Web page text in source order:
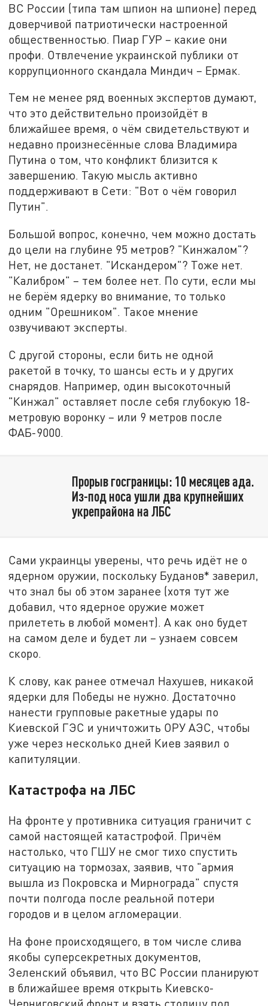
ВС России (типа там шпион на шпионе) перед
доверчивой патриотически настроенной
общественностью. Пиар ГУР – какие они
профи. Отвлечение украинской публики от
коррупционного скандала Миндич – Ермак.
Тем не менее ряд военных экспертов думают,
что это действительно произойдёт в
ближайшее время, о чём свидетельствуют и
недавно произнесённые слова Владимира
Путина о том, что конфликт близится к
завершению. Такую мысль активно
поддерживают в Сети: "Вот о чём говорил
Путин".
Большой вопрос, конечно, чем можно достать
до цели на глубине 95 метров? "Кинжалом"?
Нет, не достанет. "Искандером"? Тоже нет.
"Калибром" – тем более нет. По сути, если мы
не берём ядерку во внимание, то только
одним "Орешником". Такое мнение
озвучивают эксперты.
С другой стороны, если бить не одной
ракетой в точку, то шансы есть и у других
снарядов. Например, один высокоточный
"Кинжал" оставляет после себя глубокую 18-
метровую воронку – или 9 метров после
ФАБ-9000.
Прорыв госграницы: 10 месяцев ада.
Из-под носа ушли два крупнейших
укрепрайона на ЛБС
Сами украинцы уверены, что речь идёт не о
ядерном оружии, поскольку Буданов* заверил,
что знал бы об этом заранее (хотя тут же
добавил, что ядерное оружие может
прилететь в любой момент). А как оно будет
на самом деле и будет ли – узнаем совсем
скоро.
К слову, как ранее отмечал Нахушев, никакой
ядерки для Победы не нужно. Достаточно
нанести групповые ракетные удары по
Киевской ГЭС и уничтожить ОРУ АЭС, чтобы
уже через несколько дней Киев заявил о
капитуляции.
Катастрофа на ЛБС
На фронте у противника ситуация граничит с
самой настоящей катастрофой. Причём
настолько, что ГШУ не смог тихо спустить
ситуацию на тормозах, заявив, что "армия
вышла из Покровска и Мирнограда" спустя
почти полгода после реальной потери
городов и в целом агломерации.
На фоне происходящего, в том числе слива
якобы суперсекретных документов,
Зеленский объявил, что ВС России планируют
в ближайшее время открыть Киевско-
Черниговский фронт и взять столицу под